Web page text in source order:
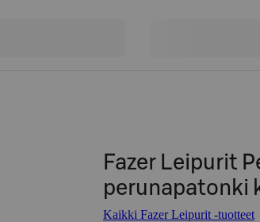
Fazer Leipurit
perunapatonki
Kaikki Fazer Leipurit -tuotteet